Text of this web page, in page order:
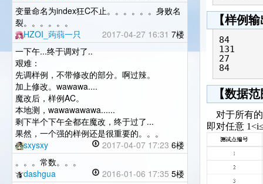
变量命名为index狂C不止。。。。。。身败名
裂。。。。。。
HZOI_蒟蒻一只
2017-04-27 16:31 7楼
一下午...终于调对了..
艰难：
先调样例，不带修改的部分。啊过辣。
加上修改。wawawa....
魔改后，样例AC。
本地测，wawawawawa......
剩下半个下午全都在魔改，终于过了...
果然，一个强的样例还是很重要的。。。
sxysxy
2017-04-07 17:23 6楼
。。。常数。。。
dashgua
2016-01-06 17:35 5楼
【样例
84
131
27
【数据
对于所有的
即对任意